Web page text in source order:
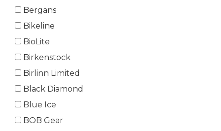
Bergans
Bikeline
BioLite
Birkenstock
Birlinn Limited
Black Diamond
Blue Ice
BOB Gear